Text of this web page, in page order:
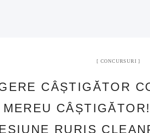
CONCURSURI
CÂȘTIGĂTOR
RURIS